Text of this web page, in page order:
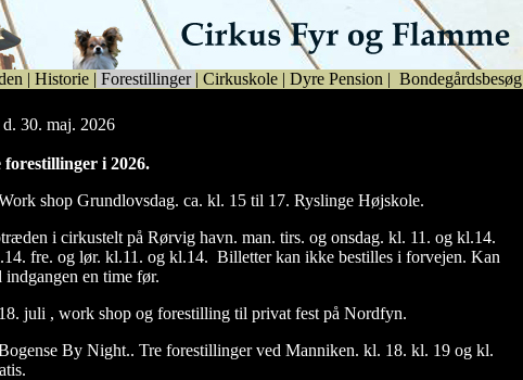
| Historie | Forestillinger | Cirkuskole | Dyre Pension | Bondegårdsbesøg
30. maj. 2026
forestillinger i 2026.
shop Grundlovsdag. ca. kl. 15 til 17. Ryslinge Højskole.
i cirkustelt på Rørvig havn. man. tirs. og onsdag. kl. 11. og kl.14.
fre. og lør. kl.11. og kl.14. Billetter kan ikke bestilles i forvejen. Kan
indgangen en time før.
juli , work shop og forestilling til privat fest på Nordfyn.
By Night.. Tre forestillinger ved Manniken. kl. 18. kl. 19 og kl.